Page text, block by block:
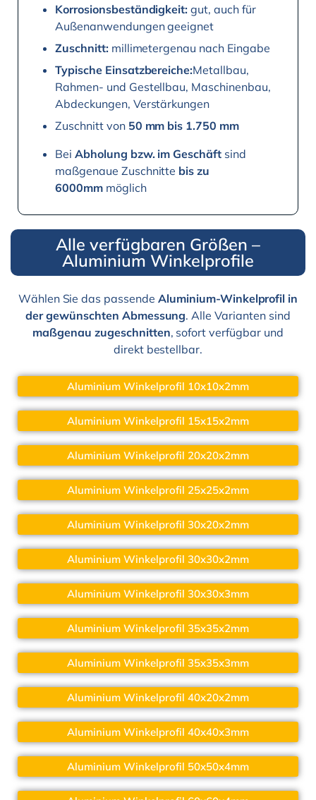
Korrosionsbeständigkeit: gut, auch für
Außenanwendungen geeignet
Zuschnitt:millimetergenau nach Eingabe
Typische Einsatzbereiche:Metallbau,
Rahmen- und Gestellbau, Maschinenbau,
Abdeckungen, Verstärkungen
Zuschnitt von 50 mm bis 1.750 mm
Bei Abholung bzw. im Geschäft sind
maßgenaue Zuschnitte bis zu
6000mmmöglich
Alle verfügbaren Größen –
Aluminium Winkelprofile
Wählen Sie das passende Aluminium-Winkelprofil in
der gewünschten Abmessung. Alle Varianten sind
maßgenau zugeschnitten, sofort verfügbar und
direkt bestellbar.
Aluminium Winkelprofil 10x10x2mm
Aluminium Winkelprofil 15x15x2mm
Aluminium Winkelprofil 20x20x2mm
Aluminium Winkelprofil 25x25x2mm
Aluminium Winkelprofil 30x20x2mm
Aluminium Winkelprofil 30x30x2mm
Aluminium Winkelprofil 30x30x3mm
Aluminium Winkelprofil 35x35x2mm
Aluminium Winkelprofil 35x35x3mm
Aluminium Winkelprofil 40x20x2mm
Aluminium Winkelprofil 40x40x3mm
Aluminium Winkelprofil 50x50x4mm